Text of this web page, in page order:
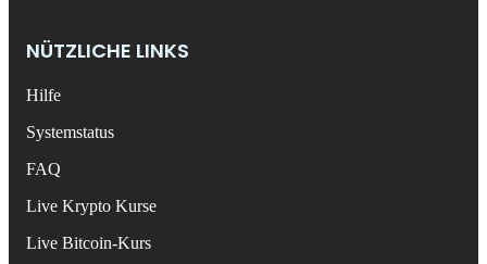
NÜTZLICHE LINKS
Hilfe
Systemstatus
FAQ
Live Krypto Kurse
Live Bitcoin-Kurs